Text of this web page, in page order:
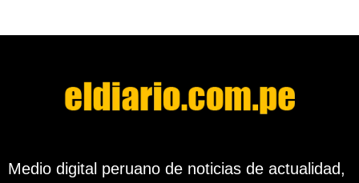
Medio digital peruano de noticias de actualidad,